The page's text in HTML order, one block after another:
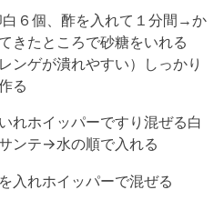
白６個、酢を入れて１分間→か
きたところで砂糖をいれる
ンゲが潰れやすい）しっかり
る
れホイッパーですり混ぜる白
ンテ→水の順で入れる
入れホイッパーで混ぜる